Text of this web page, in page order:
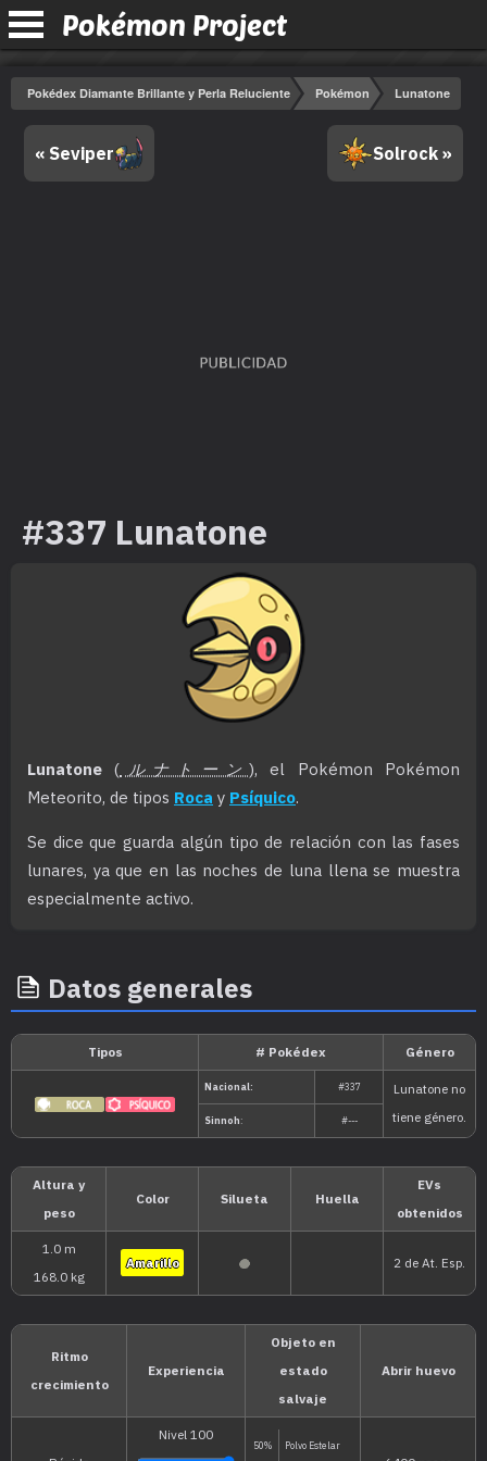
Pokémon Project
Pokédex Diamante Brillante y Perla Reluciente Pokémon Lunatone
« Seviper Solrock »
#337 Lunatone
Lunatone ( ルナトーン), el Pokémon Pokémon
Meteorito, de tipos Roca y Psíquico.
Se dice que guarda algún tipo de relación con las fases
lunares, ya que en las noches de luna llena se muestra
especialmente activo.
Datos generales